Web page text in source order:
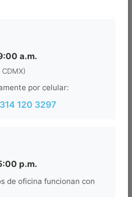
a.m.
por celular:
120 3297
p.m.
de oficina funcionan con